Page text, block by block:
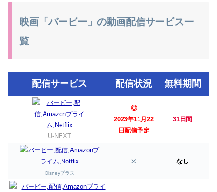
映画「バービー」の動画配信サービス一
覧
配信サービス 配信状況 無料期間
U-NEXT
◎
2023年11月22
日配信予定
31日間
Disneyプラス
× なし